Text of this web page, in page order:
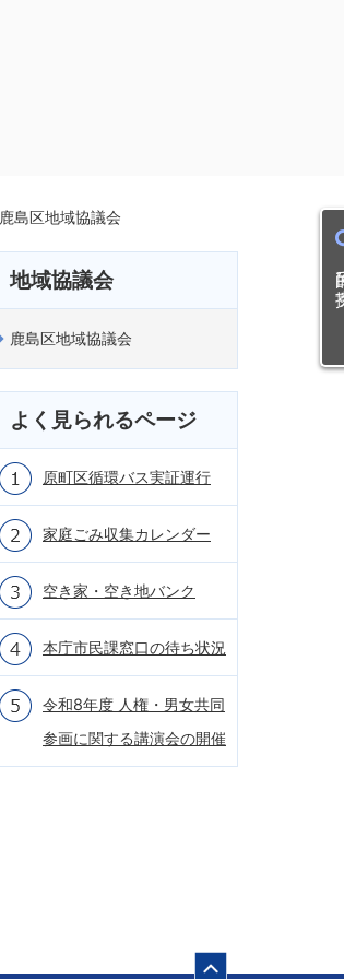
目
鹿島区地域協議会
地域協議会
鹿島区地域協議会
よく見られるページ
原町区循環バス実証運行
家庭ごみ収集カレンダー
空き家・空き地バンク
本庁市民課窓口の待ち状況
令和8年度 人権・男女共同
参画に関する講演会の開催